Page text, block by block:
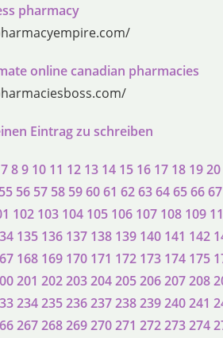
pharmacy
online canadian pharmacies
Eintrag zu schreiben
789 10 11 12 13 14 15 16 17 18 1920
55 56 57 58 596061 626364656667
102 103 104 105 106 107 108 109
135 136 137 138 139 140 141 142
168 169 170 171 172 173 174 175
201 202203204205206207208
234235236237238239240241
267268269270271 272273274